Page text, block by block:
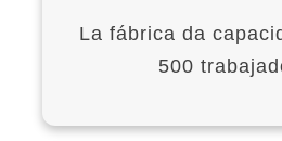
La fábrica da
500